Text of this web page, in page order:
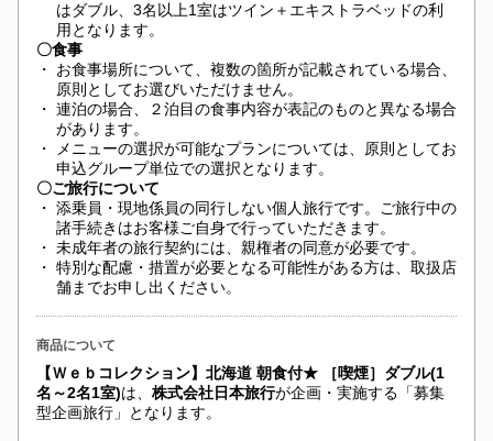
はダブル、3名以上1室はツイン＋エキストラベッドの利
用となります。
〇食事
・
お食事場所について、複数の箇所が記載されている場合、
原則としてお選びいただけません。
・ 連泊の場合、２泊目の食事内容が表記のものと異なる場合
があります。
・
メニューの選択が可能なプランについては、原則としてお
申込グループ単位での選択となります。
〇ご旅行について
・ 添乗員・現地係員の同行しない個人旅行です。ご旅行中の
諸手続きはお客様ご自身で行っていただきます。
・ 未成年者の旅行契約には、親権者の同意が必要です。
・ 特別な配慮・措置が必要となる可能性がある方は、取扱店
舗までお申し出ください。
商品について
【Ｗｅｂコレクション】北海道 朝食付★ ［喫煙］ダブル(1
名～2名1室)は、 株式会社日本旅行が企画・実施する「募集
型企画旅行」となります。